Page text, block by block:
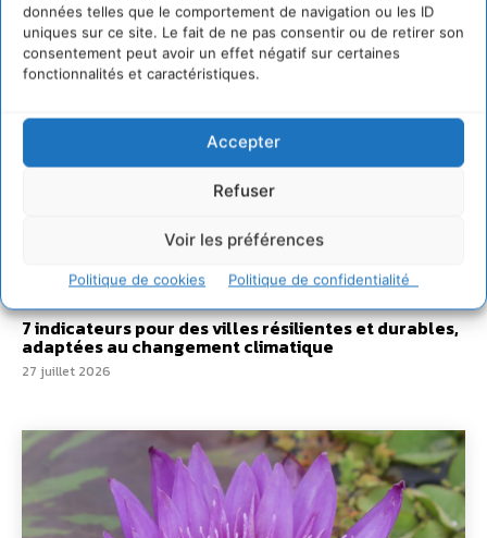
données telles que le comportement de navigation ou les ID
uniques sur ce site. Le fait de ne pas consentir ou de retirer son
consentement peut avoir un effet négatif sur certaines
fonctionnalités et caractéristiques.
Accepter
Refuser
Voir les préférences
Politique de cookies Politique de confidentialité
Comment le sol français a perdu sa mémoire
hydrique et déréglé tout le territoire (2020-2026)
2 août 2026
non humaines avec les communs de Zoepolis
Un kit citoyen pour lever les freins au
développement des forêts comestibles dans nos
L’éco-anxiété informe et l’éco-lucidité transforme
7 indicateurs pour des villes résilientes et durables,
adaptées au changement climatique
27 juillet 2026